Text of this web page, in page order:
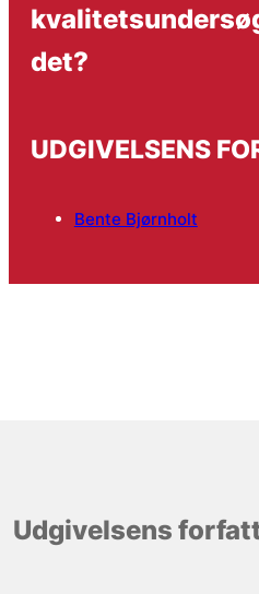
det?
UDGIVELSENS
Bente Bjørnholt
Udgivelsens